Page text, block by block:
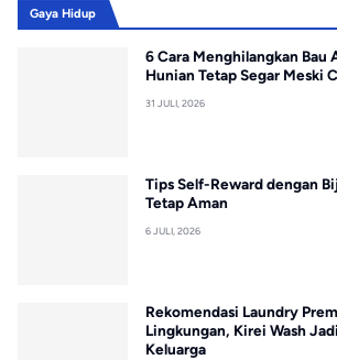
Gaya Hidup
6 Cara Menghilangkan Bau
Hunian Tetap Segar Meski
31 JULI, 2026
Tips Self-Reward dengan
Tetap Aman
6 JULI, 2026
Rekomendasi Laundry
Lingkungan, Kirei Wash
Keluarga